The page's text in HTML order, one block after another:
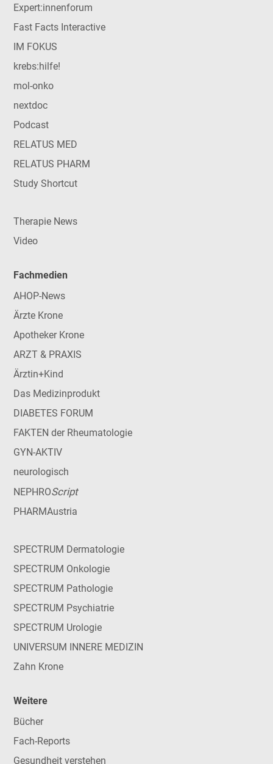
Expert:innenforum
Fast Facts Interactive
IM FOKUS
krebs:hilfe!
mol-onko
nextdoc
Podcast
RELATUS MED
RELATUS PHARM
Study Shortcut
Therapie News
Video
Fachmedien
AHOP-News
Ärzte Krone
Apotheker Krone
ARZT & PRAXIS
Ärztin+Kind
Das Medizinprodukt
DIABETES FORUM
FAKTEN der Rheumatologie
GYN-AKTIV
neurologisch
NEPHROScript
PHARMAustria
SPECTRUM Dermatologie
SPECTRUM Onkologie
SPECTRUM Pathologie
SPECTRUM Psychiatrie
SPECTRUM Urologie
UNIVERSUM INNERE MEDIZIN
Zahn Krone
Weitere
Bücher
Fach-Reports
Gesundheit verstehen